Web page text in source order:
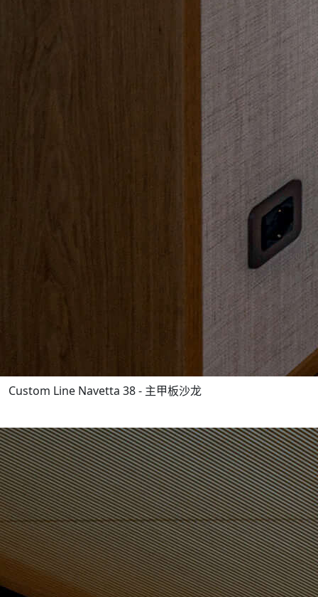
Custom Line Navetta 38 - 主甲板沙龙